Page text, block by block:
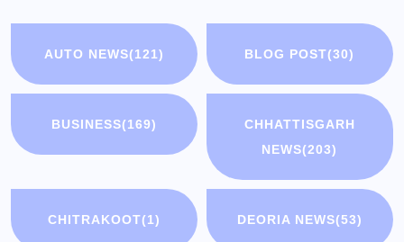
AUTO NEWS(121) BLOG POST(30)
BUSINESS(169)
CHHATTISGARH
NEWS(203)
CHITRAKOOT(1) DEORIA NEWS(53)